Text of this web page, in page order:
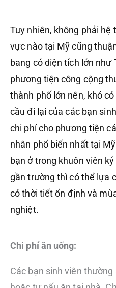
Tuy nhiên, không phải
vực nào tại Mỹ cũng
bang có diện tích lớn như
phương tiện công cộng
thành phố lớn nên, khó
cầu đi lại của các bạn
chi phí cho phương tiện
nhân phổ biến nhất tại
bạn ở trong khuôn viên
gần trường thì có thể lựa
có thời tiết ổn định và
nghiệt.
Chi phí ăn uống:
Các bạn sinh viên